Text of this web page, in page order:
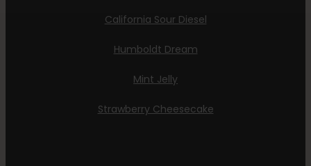
California Sour Diesel
Humboldt Dream
Mint Jelly
Strawberry Cheesecake